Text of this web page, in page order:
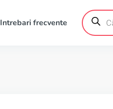
Intrebari frecvente
Products
search